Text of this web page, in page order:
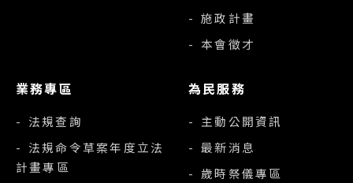
- 施政計畫
- 本會徵才
業務專區
- 法規查詢
- 法規命令草案年度立法
計畫專區
為民服務
- 主動公開資訊
- 最新消息
- 歲時祭儀專區